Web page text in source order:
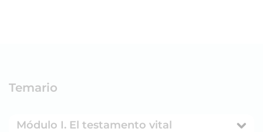
Temario
Módulo I. El testamento vital